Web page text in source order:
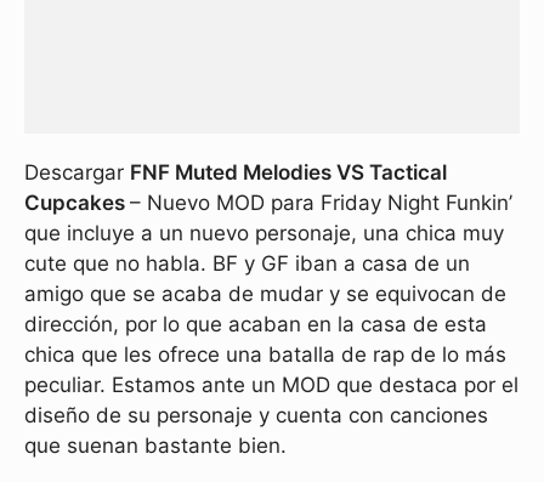
Descargar FNF Muted Melodies VS Tactical
Cupcakes – Nuevo MOD para Friday Night Funkin’
que incluye a un nuevo personaje, una chica muy
cute que no habla. BF y GF iban a casa de un
amigo que se acaba de mudar y se equivocan de
dirección, por lo que acaban en la casa de esta
chica que les ofrece una batalla de rap de lo más
peculiar. Estamos ante un MOD que destaca por el
diseño de su personaje y cuenta con canciones
que suenan bastante bien.